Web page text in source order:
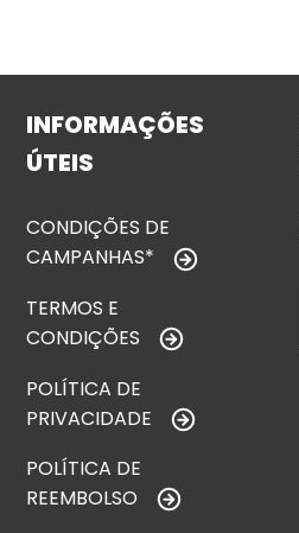
INFORMAÇÕES
ÚTEIS
CONDIÇÕES DE
CAMPANHAS*
TERMOS E
CONDIÇÕES
POLÍTICA DE
PRIVACIDADE
POLÍTICA DE
REEMBOLSO